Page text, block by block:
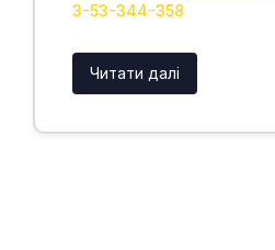
3-53-344-358
Читати далі